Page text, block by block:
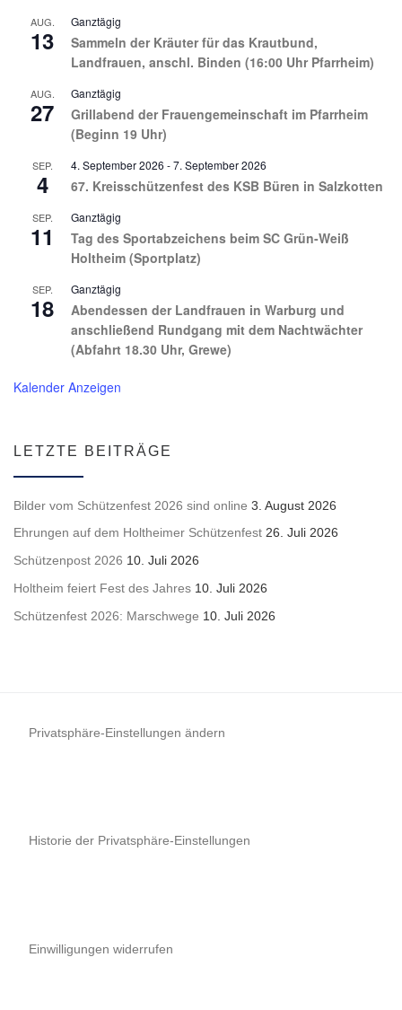
AUG.
13
Ganztägig
Sammeln der Kräuter für das Krautbund,
Landfrauen, anschl. Binden (16:00 Uhr Pfarrheim)
AUG.
27
Ganztägig
Grillabend der Frauengemeinschaft im Pfarrheim
(Beginn 19 Uhr)
SEP.
4
4. September 2026 -7. September 2026
67. Kreisschützenfest des KSB Büren in Salzkotten
SEP.
11
Ganztägig
Tag des Sportabzeichens beim SC Grün-Weiß
Holtheim (Sportplatz)
SEP.
18
Ganztägig
Abendessen der Landfrauen in Warburg und
anschließend Rundgang mit dem Nachtwächter
(Abfahrt 18.30 Uhr, Grewe)
Kalender Anzeigen
LETZTE BEITRÄGE
Bilder vom Schützenfest 2026 sind online 3. August 2026
Ehrungen auf dem Holtheimer Schützenfest 26. Juli 2026
Schützenpost 2026 10. Juli 2026
Holtheim feiert Fest des Jahres 10. Juli 2026
Schützenfest 2026: Marschwege 10. Juli 2026
Privatsphäre-Einstellungen ändern
Historie der Privatsphäre-Einstellungen
Einwilligungen widerrufen